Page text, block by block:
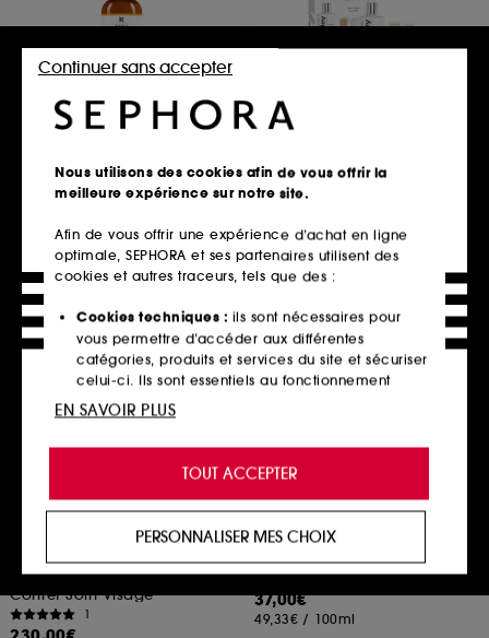
KIEHL'S SINCE 1851
Sérum Anti-Rides à la
855
À partir de81,00€
2 contenances disponibles
Ajouter au panier
SISLEY
Programme Découverte
229,00€
Valeur totale estimée :
Ajouter au panier
Le Rituel de Jour
Hydratation Intense
Coffret Soin Visage
1
INSTITUT ESTHEDERM
Intensive hyluronic+
Masque
37,00€
49,33€ / 100ml
Nous utilisons des cookies afin de vous offrir la
meilleure expérience sur notre site.
Afin de vous offrir une expérience d’achat en ligne
optimale, SEPHORA et ses partenaires utilisent des
cookies et autres traceurs, tels que des :
Cookies techniques : ils sont nécessaires pour
vous permettre d’accéder aux différentes
catégories, produits et services du site et sécuriser
celui-ci. Ils sont essentiels au fonctionnement
technique du site et ne peuvent être désactivés.
de vous offrir une expérience enrichie et
personnalisée en vous recommandant des
produits, des services et des contenus qui
proposer des offres promotionnelles adaptées à
votre profil.
Cookies réseaux sociaux et publicité :
utilisés pour vous présenter du contenu susceptible
TOUT ACCEPTER
Continuer sans accepter
PERSONNALISER MES CHOIX
EN SAVOIR PLUS